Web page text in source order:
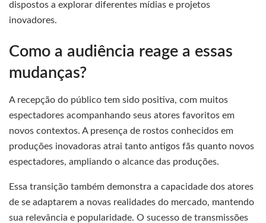
dispostos a explorar diferentes mídias e projetos
inovadores.
Como a audiência reage a essas
mudanças?
A recepção do público tem sido positiva, com muitos
espectadores acompanhando seus atores favoritos em
novos contextos. A presença de rostos conhecidos em
produções inovadoras atrai tanto antigos fãs quanto novos
espectadores, ampliando o alcance das produções.
Essa transição também demonstra a capacidade dos atores
de se adaptarem a novas realidades do mercado, mantendo
sua relevância e popularidade. O sucesso de transmissões